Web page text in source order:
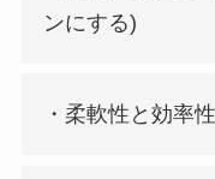
ンにする)
・柔軟性と効率性